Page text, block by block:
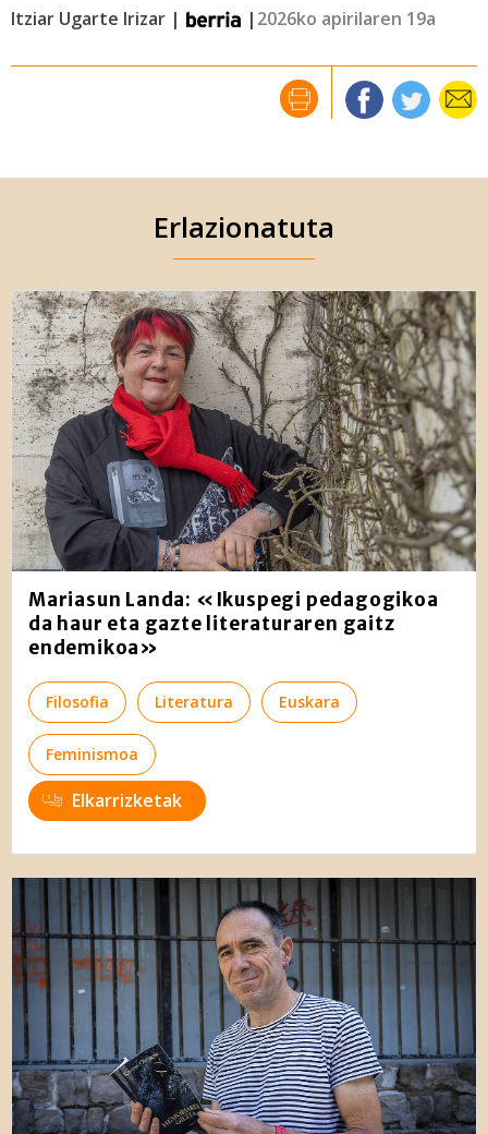
Itziar Ugarte Irizar | | 2026ko apirilaren 19a
Erlazionatuta
Mariasun Landa: «Ikuspegi pedagogikoa
da haur eta gazte literaturaren gaitz
endemikoa»
Filosofia Literatura Euskara
Feminismoa
Elkarrizketak